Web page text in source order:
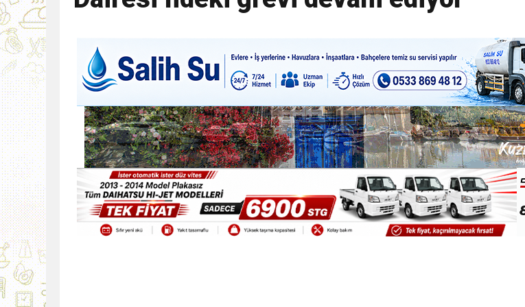
13:49 İran, Hürmüz’de konteyner gemisini hedef aldı
13:42 BEROVA: HAYAT PAHALILIĞI ÖNGÖRÜMÜZ YÜZDE 7.5 İLE 8.5 ARASINDA
20:30 Cumhurbaşkanı Erhürman sergi açılışında fenalaşarak hastaneye kaldırıldı